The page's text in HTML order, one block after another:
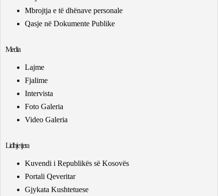
Mbrojtja e të dhënave personale
Qasje në Dokumente Publike
Media
Lajme
Fjalime
Intervista
Foto Galeria
Video Galeria
Lidhje tjera
Kuvendi i Republikës së Kosovës
Portali Qeveritar
Gjykata Kushtetuese